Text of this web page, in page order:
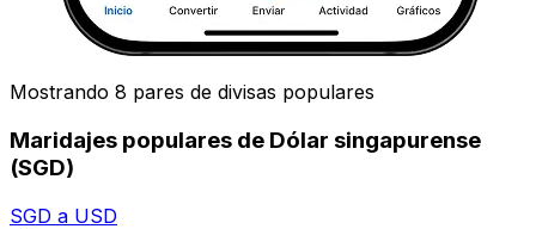
Mostrando 8 pares de divisas populares
Maridajes populares de Dólar singapurense
(SGD)
SGD a USD